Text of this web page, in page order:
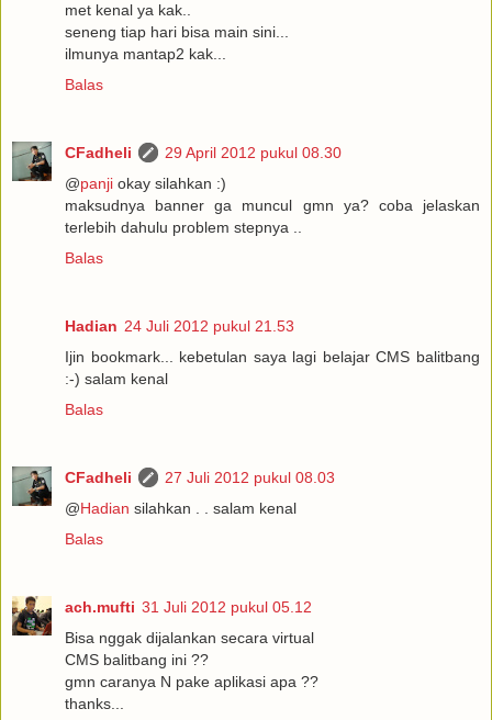
met kenal ya kak..
seneng tiap hari bisa main sini...
ilmunya mantap2 kak...
Balas
CFadheli
29 April 2012 pukul 08.30
@panji okay silahkan :)
maksudnya banner ga muncul gmn ya? coba jelaskan
terlebih dahulu problem stepnya ..
Balas
Hadian 24 Juli 2012 pukul 21.53
Ijin bookmark... kebetulan saya lagi belajar CMS balitbang
:-) salam kenal
Balas
CFadheli
27 Juli 2012 pukul 08.03
@Hadian silahkan . . salam kenal
Balas
ach.mufti 31 Juli 2012 pukul 05.12
Bisa nggak dijalankan secara virtual
CMS balitbang ini ??
gmn caranya N pake aplikasi apa ??
thanks...